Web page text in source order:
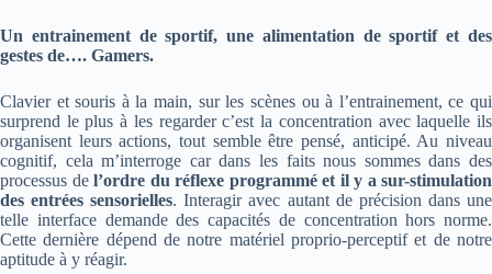
Un entrainement de sportif, une alimentation de sportif et des
gestes de…. Gamers.
Clavier et souris à la main, sur les scènes ou à l’entrainement, ce qui
surprend le plus à les regarder c’est la concentration avec laquelle ils
organisent leurs actions, tout semble être pensé, anticipé. Au niveau
cognitif, cela m’interroge car dans les faits nous sommes dans des
processus de l’ordre du réflexe programmé et il y a sur-stimulation
des entrées sensorielles. Interagir avec autant de précision dans une
telle interface demande des capacités de concentration hors norme.
Cette dernière dépend de notre matériel proprio-perceptif et de notre
aptitude à y réagir.